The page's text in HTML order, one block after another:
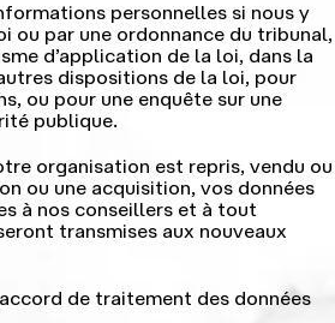
personnelles si nous y
ou par une ordonnance du tribunal,
d’application de la loi, dans la
dispositions de la loi, pour
ou pour une enquête sur une
publique.
organisation est repris, vendu ou
ou une acquisition, vos données
à nos conseillers et à tout
transmises aux nouveaux
de traitement des données